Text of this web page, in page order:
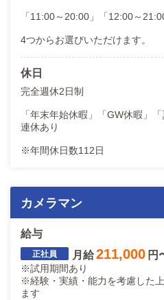
「11:00～20:00」「12:00～
4つからお選びいただけます。
休日
完全週休2日制
「年末年始休暇」「GW休暇」
連休あり
※年間休日数112日
カメラマン
給与
月給211,000 円
※試用期間あり
※経験・実績・能力を考慮した
ます